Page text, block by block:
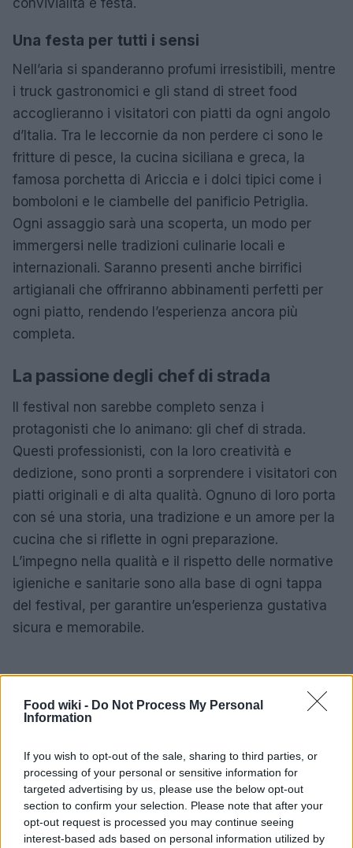
Food wiki - Do Not Process My Personal
Information
If you wish to opt-out of the sale, sharing to third parties, or
processing of your personal or sensitive information for
targeted advertising by us, please use the below opt-out
section to confirm your selection. Please note that after your
opt-out request is processed you may continue seeing
interest-based ads based on personal information utilized by
Una festa per tutti i sensi
Nell’aria si spanderanno profumi irresistibili, mentre
i truck gastronomici e gli stand di street food
accoglieranno i visitatori con piatti da ogni angolo
d’Italia. Tra le leccornie da non perdere ci sono le
fritture di pesce, la cucina siciliana e greca, la
famosa porchetta di Ariccia e i dolci tipici come i
bomboloni e le ciambelle del panificio Petriglia.
Ogni assaggio sarà una scoperta, un modo per
immergersi nelle tradizioni culinarie locali e
internazionali. Saranno presenti anche birrifici
artigianali che offriranno abbinamenti perfetti per
ogni piatto, rendendo l’esperienza ancora più
completa.
La passione degli chef di strada
Il festival non sarebbe completo senza i
protagonisti che lo animano: gli chef di strada.
Questi professionisti, con la loro creatività e
dedizione, sono pronti a sorprendere i visitatori con
piatti originali e di alta qualità. Ognuno di loro porta
con sé una storia, una tradizione e un amore per la
cucina che si riflette in ogni preparazione.
L’impegno nella qualità e il rispetto delle normative
igieniche e sanitarie sono alla base di ogni tappa
del festival, per garantire un’esperienza gustativa
sicura e memorabile.